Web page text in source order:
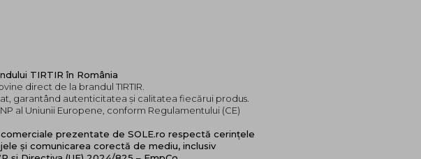
TIRTIR în România
direct de la brandul TIRTIR.
garantând autenticitatea și calitatea fiecărui produs.
al Uniunii Europene, conform Regulamentului (CE)
prezentate de SOLE.ro respectă cerințele
și comunicarea corectă de mediu, inclusiv